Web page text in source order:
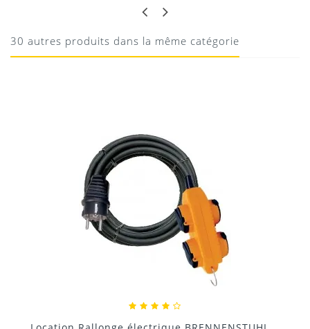
19/05/2020
30 autres produits dans la même catégorie
Location Régulateur de tension pour groupe...